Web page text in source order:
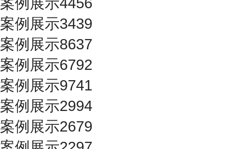
案例展示3439
案例展示8637
案例展示6792
案例展示9741
案例展示2994
案例展示2679